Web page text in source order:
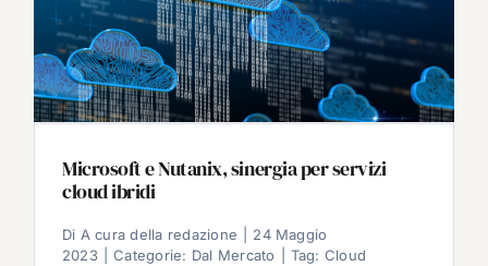
Microsoft e Nutanix, sinergia per servizi
cloud ibridi
Di A cura della redazione
24 Maggio
2023
Categorie: Dal Mercato Tag: Cloud